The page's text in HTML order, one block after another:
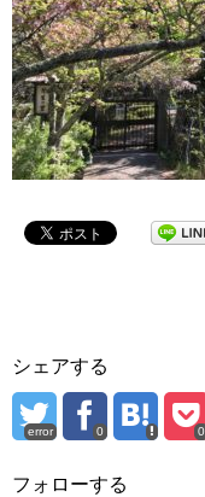
シェアする
error 0 0
フォローする